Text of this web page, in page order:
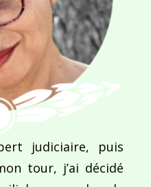
Roses des Sables
judiciaire, puis
tour, j’ai décidé